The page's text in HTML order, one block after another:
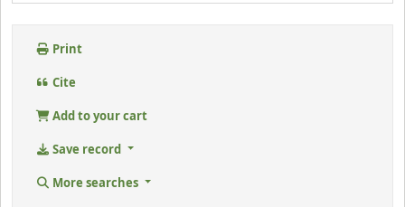
Print
Cite
Add to your cart
Save record
More searches